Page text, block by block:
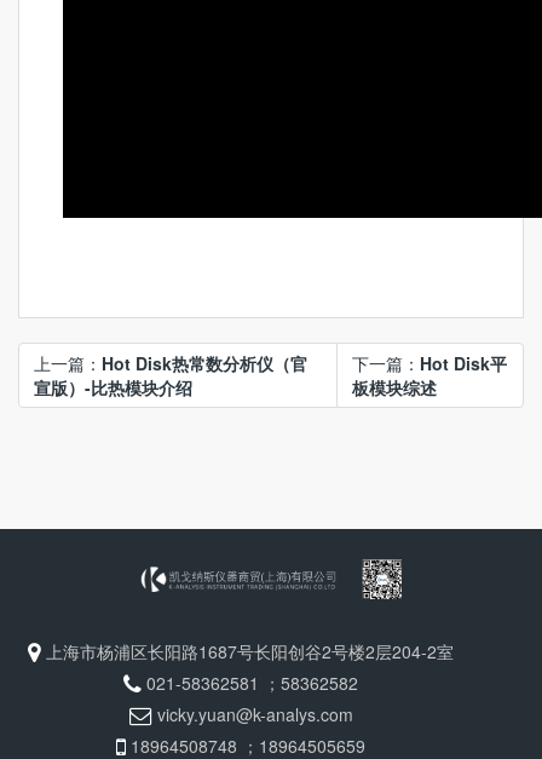
上一篇： Hot Disk热常数分析仪（官
宣版）-比热模块介绍
下一篇： Hot Disk平
板模块综述
上海市杨浦区长阳路1687号长阳创谷2号楼2层204-2室
021-58362581 ；58362582
vicky.yuan@k-analys.com
18964508748 ；18964505659